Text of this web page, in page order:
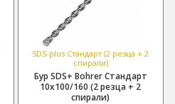
SDS-plus Стандарт (2 резца + 2
спирали)
Бур SDS+ Bohrer Стандарт
10х100/160 (2 резца + 2
спирали)